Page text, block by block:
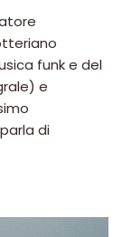
funk e del
e
di